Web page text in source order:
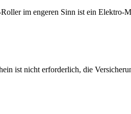
im engeren Sinn ist ein
ist nicht erforderlich, die